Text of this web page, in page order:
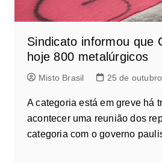
Sindicato informou que
hoje 800 metalúrgicos
Misto Brasil 25 de
A categoria está em greve há
acontecer uma reunião dos
categoria com o governo